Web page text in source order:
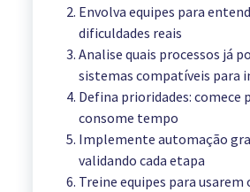
Envolva equipes para
dificuldades reais
Analise quais processos já
sistemas compatíveis para
Defina prioridades: comece
consome tempo
Implemente automação
validando cada etapa
Treine equipes para usarem